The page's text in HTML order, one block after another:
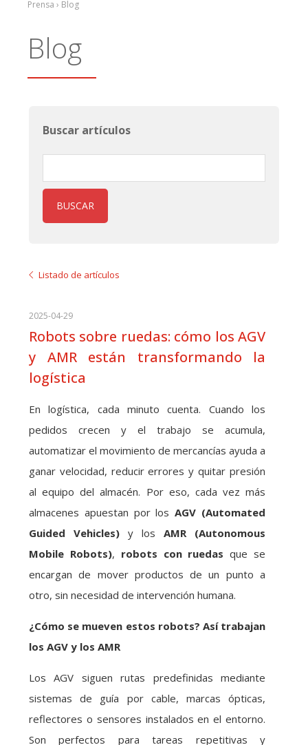
Prensa › Blog
Blog
Listado de artículos
2025-04-29
Robots sobre ruedas: cómo los AGV
y AMR están transformando la
logística
En logística, cada minuto cuenta. Cuando los
pedidos crecen y el trabajo se acumula,
automatizar el movimiento de mercancías ayuda a
ganar velocidad, reducir errores y quitar presión
al equipo del almacén. Por eso, cada vez más
almacenes apuestan por losAGV (Automated
Guided Vehicles) y los AMR (Autonomous
Mobile Robots), robots con ruedas que se
encargan de mover productos de un punto a
otro, sin necesidad de intervención humana.
¿Cómo se mueven estos robots? Así trabajan
los AGV y los AMR
Los AGV siguen rutas predefinidas mediante
sistemas de guía por cable, marcas ópticas,
reflectores o sensores instalados en el entorno.
Son perfectos para tareas repetitivas y
Buscar artículos
BUSCAR